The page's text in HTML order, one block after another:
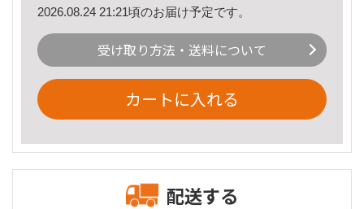
2026.08.24 21:21頃のお届け予定です。
受け取り方法・送料について
カートに入れる
配送する